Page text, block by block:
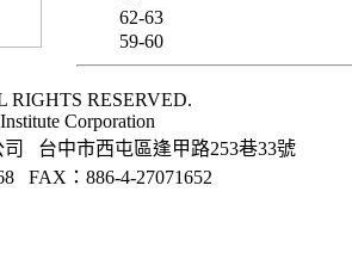
62-63
59-60
RIGHTS RESERVED.
Corporation
台中市西屯區逢甲路253巷33號
FAX：886-4-27071652